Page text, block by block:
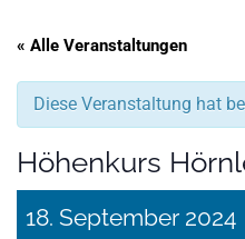
« Alle Veranstaltungen
Diese Veranstaltung hat
Höhenkurs
18. September 2024